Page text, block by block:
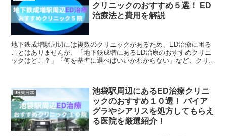
クリニックのおすすめ５選！ ED
治療法と費用を解説
地下鉄成増駅周辺には複数のクリニックがあるため、ED治療に困る
ことはありませんが、「地下鉄成増にあるED治療のおすすめクリニ
ックはどこ？」「何を基準に選べばいいかわからない」など、クリニ
JR東日本
池袋駅周辺にあるED治療クリニ
ックのおすすめ１０選！ バイア
グラやシアリスを処方してもらえ
る医院を厳選紹介！